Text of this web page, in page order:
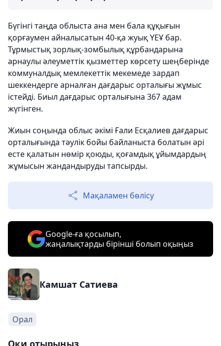
Бүгінгі таңда облыста ана мен бала құқығын
қорғаумен айналысатын 40-қа жуық ҮЕҰ бар.
Тұрмыстық зорлық-зомбылық құрбандарына
арнаулы әлеуметтік қызметтер көрсету шеңберінде
коммуналдық мемлекеттік мекемеде зардап
шеккендерге арналған дағдарыс орталығы жұмыс
істейді. Биыл дағдарыс орталығына 367 адам
жүгінген.
Жиын соңында облыс әкімі Ғали Есқалиев дағдарыс
орталығында тәулік бойы байланыста болатын әрі
есте қалатын нөмір қоюды, қоғамдық ұйымдардың
жұмысын жандандыруды тапсырды.
Мақаламен бөлісу
Google-ға қосылып,
жаңалықтарды бірінші болып оқыңыз
Камшат Сатиева
Орал
Оқи отырыңыз